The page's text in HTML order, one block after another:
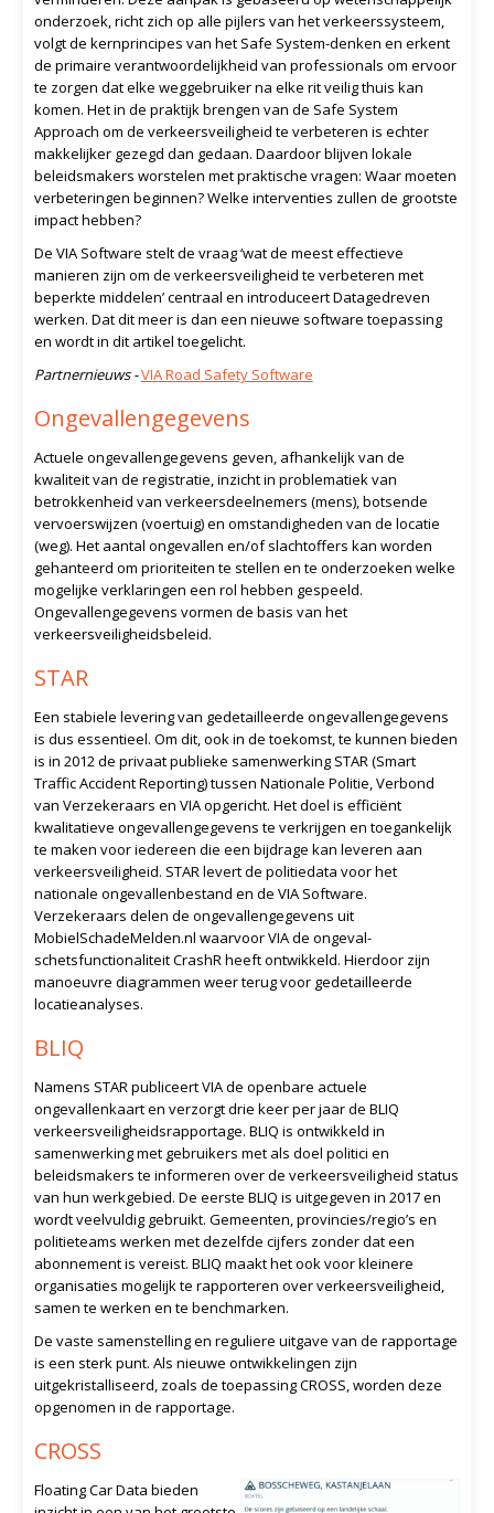
onderzoek, richt zich op alle pijlers van het verkeerssysteem,
volgt de kernprincipes van het Safe System-denken en erkent
de primaire verantwoordelijkheid van professionals om ervoor
te zorgen dat elke weggebruiker na elke rit veilig thuis kan
komen. Het in de praktijk brengen van de Safe System
Approach om de verkeersveiligheid te verbeteren is echter
makkelijker gezegd dan gedaan. Daardoor blijven lokale
beleidsmakers worstelen met praktische vragen: Waar moeten
verbeteringen beginnen? Welke interventies zullen de grootste
impact hebben?
De VIA Software stelt de vraag ‘wat de meest effectieve
manieren zijn om de verkeersveiligheid te verbeteren met
beperkte middelen’ centraal en introduceert Datagedreven
werken. Dat dit meer is dan een nieuwe software toepassing
en wordt in dit artikel toegelicht.
Partnernieuws -VIA Road Safety Software
Ongevallengegevens
Actuele ongevallengegevens geven, afhankelijk van de
kwaliteit van de registratie, inzicht in problematiek van
betrokkenheid van verkeersdeelnemers (mens), botsende
vervoerswijzen (voertuig) en omstandigheden van de locatie
(weg). Het aantal ongevallen en/of slachtoffers kan worden
gehanteerd om prioriteiten te stellen en te onderzoeken welke
mogelijke verklaringen een rol hebben gespeeld.
Ongevallengegevens vormen de basis van het
verkeersveiligheidsbeleid.
STAR
Een stabiele levering van gedetailleerde ongevallengegevens
is dus essentieel. Om dit, ook in de toekomst, te kunnen bieden
is in 2012 de privaat publieke samenwerking STAR (Smart
Traffic Accident Reporting) tussen Nationale Politie, Verbond
van Verzekeraars en VIA opgericht. Het doel is efficiënt
kwalitatieve ongevallengegevens te verkrijgen en toegankelijk
te maken voor iedereen die een bijdrage kan leveren aan
verkeersveiligheid. STAR levert de politiedata voor het
nationale ongevallenbestand en de VIA Software.
Verzekeraars delen de ongevallengegevens uit
MobielSchadeMelden.nl waarvoor VIA de ongeval-
schetsfunctionaliteit CrashR heeft ontwikkeld. Hierdoor zijn
manoeuvre diagrammen weer terug voor gedetailleerde
locatieanalyses.
BLIQ
Namens STAR publiceert VIA de openbare actuele
ongevallenkaart en verzorgt drie keer per jaar de BLIQ
verkeersveiligheidsrapportage. BLIQ is ontwikkeld in
samenwerking met gebruikers met als doel politici en
beleidsmakers te informeren over de verkeersveiligheid status
van hun werkgebied. De eerste BLIQ is uitgegeven in 2017 en
wordt veelvuldig gebruikt. Gemeenten, provincies/regio’s en
politieteams werken met dezelfde cijfers zonder dat een
abonnement is vereist. BLIQ maakt het ook voor kleinere
organisaties mogelijk te rapporteren over verkeersveiligheid,
samen te werken en te benchmarken.
De vaste samenstelling en reguliere uitgave van de rapportage
is een sterk punt. Als nieuwe ontwikkelingen zijn
uitgekristalliseerd, zoals de toepassing CROSS, worden deze
opgenomen in de rapportage.
CROSS
Floating Car Data bieden